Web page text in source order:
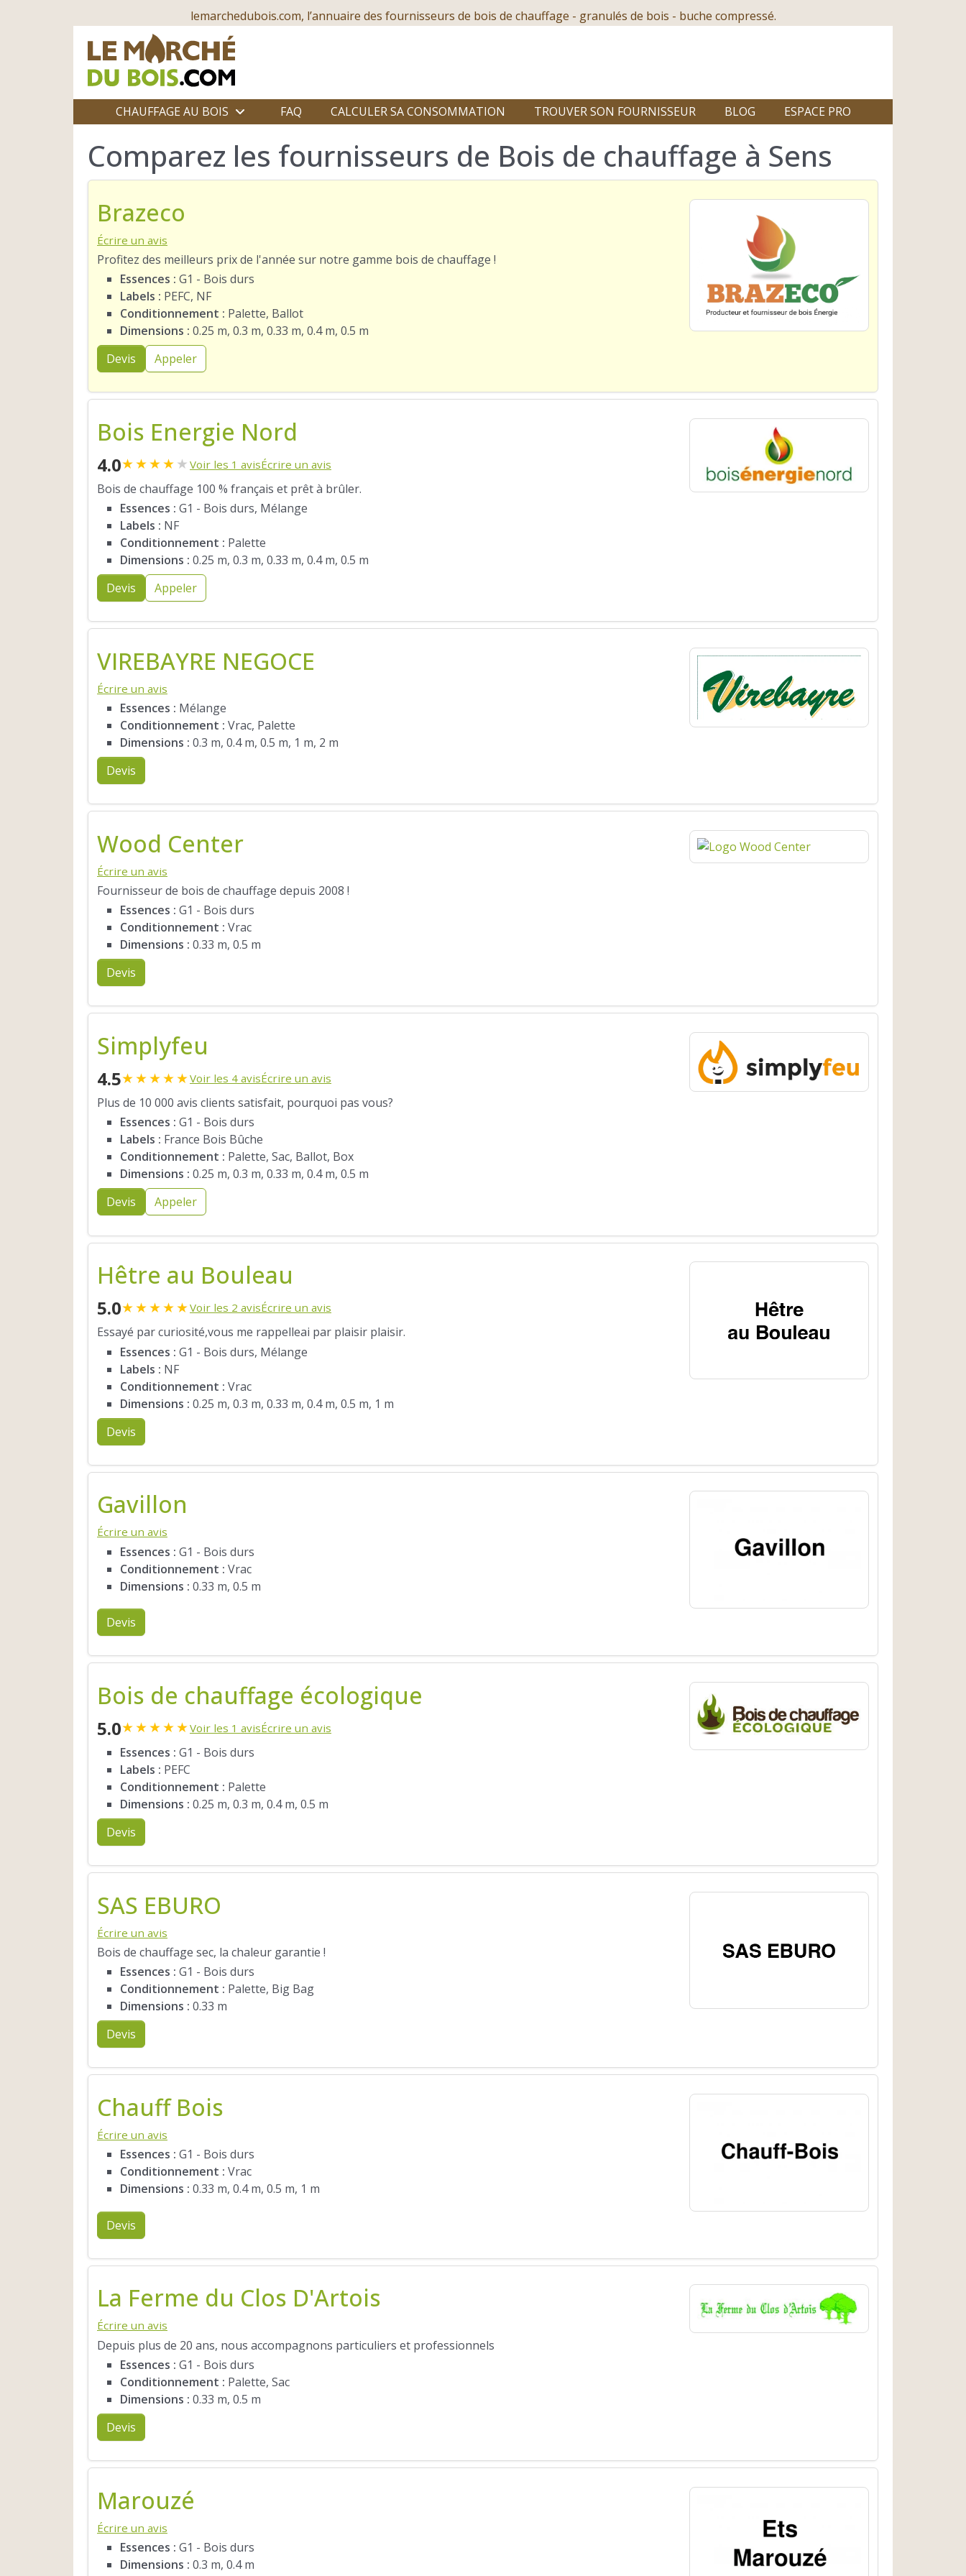
lemarchedubois.com, l’annuaire des fournisseurs de bois de chauffage - granulés de bois - buche compressé.
CHAUFFAGE AU BOIS FAQ CALCULER SA CONSOMMATION TROUVER SON FOURNISSEUR BLOG ESPACE PRO
Comparez les fournisseurs de Bois de chauffage à Sens
Brazeco
Écrire un avis
Profitez des meilleurs prix de l'année sur notre gamme bois de chauffage !
Essences : G1 - Bois durs
Labels : PEFC, NF
Conditionnement : Palette, Ballot
Dimensions : 0.25 m, 0.3 m, 0.33 m, 0.4 m, 0.5 m
Devis
Appeler
Bois Energie Nord
4.0★★★★★ Voir les 1 avisÉcrire un avis
Bois de chauffage 100 % français et prêt à brûler.
Essences : G1 - Bois durs, Mélange
Labels : NF
Conditionnement : Palette
Dimensions : 0.25 m, 0.3 m, 0.33 m, 0.4 m, 0.5 m
Devis
Appeler
VIREBAYRE NEGOCE
Écrire un avis
Essences : Mélange
Conditionnement : Vrac, Palette
Dimensions : 0.3 m, 0.4 m, 0.5 m, 1 m, 2 m
Devis
Wood Center
Écrire un avis
Fournisseur de bois de chauffage depuis 2008 !
Essences : G1 - Bois durs
Conditionnement : Vrac
Dimensions : 0.33 m, 0.5 m
Devis
Simplyfeu
4.5★★★★★Voir les 4 avisÉcrire un avis
Plus de 10 000 avis clients satisfait, pourquoi pas vous?
Essences : G1 - Bois durs
Labels : France Bois Bûche
Conditionnement : Palette, Sac, Ballot, Box
Dimensions : 0.25 m, 0.3 m, 0.33 m, 0.4 m, 0.5 m
Devis
Appeler
Hêtre au Bouleau
5.0★★★★★Voir les 2 avisÉcrire un avis
Essayé par curiosité,vous me rappelleai par plaisir plaisir.
Essences : G1 - Bois durs, Mélange
Labels : NF
Conditionnement : Vrac
Dimensions : 0.25 m, 0.3 m, 0.33 m, 0.4 m, 0.5 m, 1 m
Devis
Gavillon
Écrire un avis
Essences : G1 - Bois durs
Conditionnement : Vrac
Dimensions : 0.33 m, 0.5 m
Devis
Bois de chauffage écologique
5.0★★★★★Voir les 1 avisÉcrire un avis
Essences : G1 - Bois durs
Labels : PEFC
Conditionnement : Palette
Dimensions : 0.25 m, 0.3 m, 0.4 m, 0.5 m
Devis
SAS EBURO
Écrire un avis
Bois de chauffage sec, la chaleur garantie !
Essences : G1 - Bois durs
Conditionnement : Palette, Big Bag
Dimensions : 0.33 m
Devis
Chauff Bois
Écrire un avis
Essences : G1 - Bois durs
Conditionnement : Vrac
Dimensions : 0.33 m, 0.4 m, 0.5 m, 1 m
Devis
La Ferme du Clos D'Artois
Écrire un avis
Depuis plus de 20 ans, nous accompagnons particuliers et professionnels
Essences : G1 - Bois durs
Conditionnement : Palette, Sac
Dimensions : 0.33 m, 0.5 m
Devis
Marouzé
Écrire un avis
Essences : G1 - Bois durs
Dimensions : 0.3 m, 0.4 m